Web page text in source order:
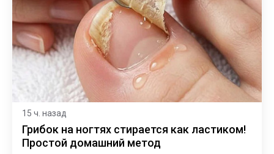
15 ч. назад
Грибок на ногтях стирается как ластиком!
Простой домашний метод